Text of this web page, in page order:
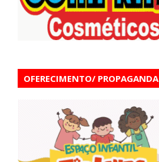
OFERECIMENTO/ PROPAGANDA